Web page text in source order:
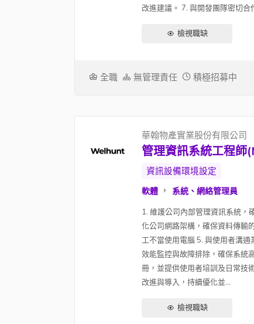
改進建議。 7. 與開發團隊密切
檢視職缺
全職 無管理責任 積極招募中
華翰物產實業股份有限公司
管理資訊系統工程師
資訊設備環境設定
軟體 系統、網絡管理員
1. 維護公司內部管理資訊系統，
化公司網路架構，確保資料傳輸
工不當使用電腦 5. 與使用者溝
效能監控與故障排除，確保系統
冊，並提供使用者培訓及日常技
改進與導入，持續優化並...
檢視職缺